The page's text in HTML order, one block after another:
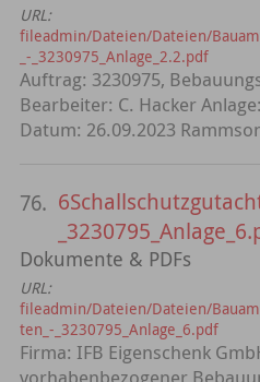
URL:
fileadmin/Dateien/Dateien/
_-_3230975_Anlage_2.2.pdf
Auftrag: 3230975,
Bearbeiter: C. Hacker
Datum: 26.09.2023
76.
Dokumente & PDFs
URL:
fileadmin/Dateien/Dateien/
ten_-_3230795_Anlage_6.pdf
Firma: IFB Eigenschenk